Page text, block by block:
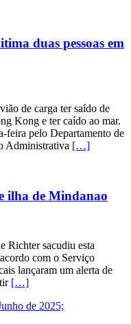
duas pessoas em
de carga ter saído de
Kong e ter caído ao mar.
feira pelo Departamento de
Administrativa […]
ilha de Mindanao
Richter sacudiu esta
com o Serviço
lançaram um alerta de
[…]